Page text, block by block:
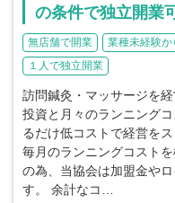
の条件で独立開業
無店舗で開業 業種未経験か
１人で独立開業
訪問鍼灸・マッサージを
投資と月々のランニング
るだけ低コストで経営を
毎月のランニングコスト
の為、当協会は加盟金や
す。 余計なコ…